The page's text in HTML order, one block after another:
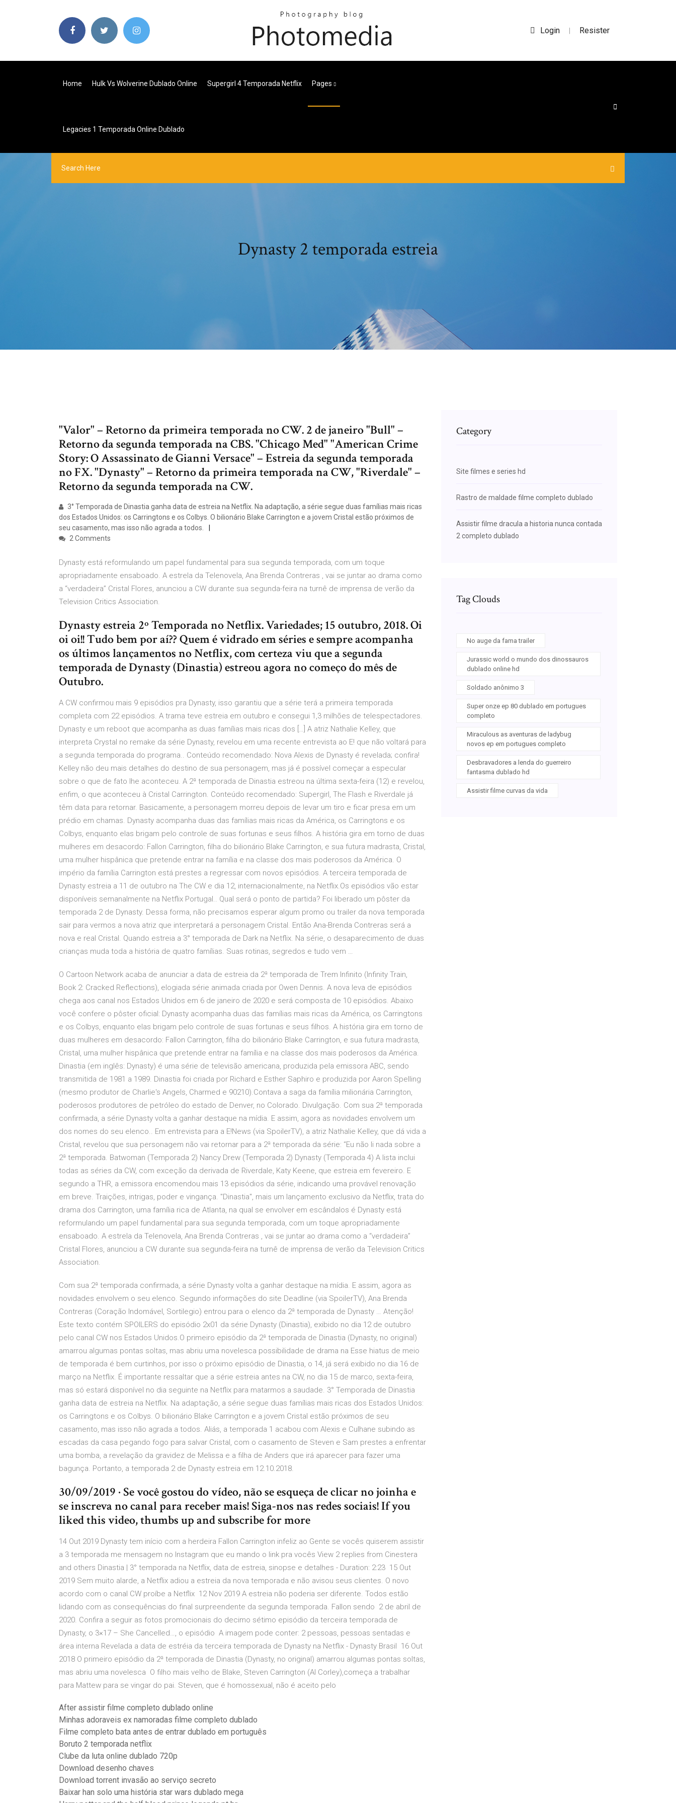
Login | Resister
Home Hulk Vs Wolverine Dublado Online Supergirl 4 Temporada Netflix Pages
Legacies 1 Temporada Online Dublado
Dynasty 2 temporada estreia
"Valor" – Retorno da primeira temporada no CW. 2 de janeiro "Bull" –
Retorno da segunda temporada na CBS. "Chicago Med" "American Crime
Story: O Assassinato de Gianni Versace" – Estreia da segunda temporada
no FX. "Dynasty" – Retorno da primeira temporada na CW, "Riverdale" –
Retorno da segunda temporada na CW.
3° Temporada de Dinastia ganha data de estreia na Netflix. Na adaptação, a série segue duas famílias mais ricas
dos Estados Unidos: os Carringtons e os Colbys. O bilionário Blake Carrington e a jovem Cristal estão próximos de
seu casamento, mas isso não agrada a todos.
2 Comments
Dynasty está reformulando um papel fundamental para sua segunda temporada, com um toque
apropriadamente ensaboado. A estrela da Telenovela, Ana Brenda Contreras , vai se juntar ao drama como
a “verdadeira” Cristal Flores, anunciou a CW durante sua segunda-feira na turnê de imprensa de verão da
Television Critics Association.
Dynasty estreia 2º Temporada no Netflix. Variedades; 15 outubro, 2018. Oi
oi oi!! Tudo bem por aí?? Quem é vidrado em séries e sempre acompanha
os últimos lançamentos no Netflix, com certeza viu que a segunda
temporada de Dynasty (Dinastia) estreou agora no começo do mês de
Outubro.
A CW confirmou mais 9 episódios pra Dynasty, isso garantiu que a série terá a primeira temporada
completa com 22 episódios. A trama teve estreia em outubro e consegui 1,3 milhões de telespectadores.
Dynasty e um reboot que acompanha as duas famílias mais ricas dos […] A atriz Nathalie Kelley, que
interpreta Crystal no remake da série Dynasty, revelou em uma recente entrevista ao E! que não voltará para
a segunda temporada do programa.. Conteúdo recomendado: Nova Alexis de Dynasty é revelada; confira!
Kelley não deu mais detalhes do destino de sua personagem, mas já é possível começar a especular
sobre o que de fato lhe aconteceu. A 2ª temporada de Dinastia estreou na última sexta-feira (12) e revelou,
enfim, o que aconteceu à Cristal Carrington. Conteúdo recomendado: Supergirl, The Flash e Riverdale já
têm data para retornar. Basicamente, a personagem morreu depois de levar um tiro e ficar presa em um
prédio em chamas. Dynasty acompanha duas das famílias mais ricas da América, os Carringtons e os
Colbys, enquanto elas brigam pelo controle de suas fortunas e seus filhos. A história gira em torno de duas
mulheres em desacordo: Fallon Carrington, filha do bilionário Blake Carrington, e sua futura madrasta, Cristal,
uma mulher hispânica que pretende entrar na família e na classe dos mais poderosos da América. O
império da família Carrington está prestes a regressar com novos episódios. A terceira temporada de
Dynasty estreia a 11 de outubro na The CW e dia 12, internacionalmente, na Netflix.Os episódios vão estar
disponíveis semanalmente na Netflix Portugal.. Qual será o ponto de partida? Foi liberado um pôster da
temporada 2 de Dynasty. Dessa forma, não precisamos esperar algum promo ou trailer da nova temporada
sair para vermos a nova atriz que interpretará a personagem Cristal. Então Ana-Brenda Contreras será a
nova e real Cristal. Quando estreia a 3° temporada de Dark na Netflix. Na série, o desaparecimento de duas
crianças muda toda a história de quatro famílias. Suas rotinas, segredos e tudo vem …
O Cartoon Network acaba de anunciar a data de estreia da 2ª temporada de Trem Infinito (Infinity Train,
Book 2: Cracked Reflections), elogiada série animada criada por Owen Dennis. A nova leva de episódios
chega aos canal nos Estados Unidos em 6 de janeiro de 2020 e será composta de 10 episódios. Abaixo
você confere o pôster oficial: Dynasty acompanha duas das famílias mais ricas da América, os Carringtons
e os Colbys, enquanto elas brigam pelo controle de suas fortunas e seus filhos. A história gira em torno de
duas mulheres em desacordo: Fallon Carrington, filha do bilionário Blake Carrington, e sua futura madrasta,
Cristal, uma mulher hispânica que pretende entrar na família e na classe dos mais poderosos da América.
Dinastia (em inglês: Dynasty) é uma série de televisão americana, produzida pela emissora ABC, sendo
transmitida de 1981 a 1989. Dinastia foi criada por Richard e Esther Saphiro e produzida por Aaron Spelling
(mesmo produtor de Charlie's Angels, Charmed e 90210).Contava a saga da família milionária Carrington,
poderosos produtores de petróleo do estado de Denver, no Colorado. Divulgação. Com sua 2ª temporada
confirmada, a série Dynasty volta a ganhar destaque na mídia. E assim, agora as novidades envolvem um
dos nomes do seu elenco.. Em entrevista para a E!News (via SpoilerTV), a atriz Nathalie Kelley, que dá vida a
Cristal, revelou que sua personagem não vai retornar para a 2ª temporada da série: “Eu não li nada sobre a
2ª temporada. Batwoman (Temporada 2) Nancy Drew (Temporada 2) Dynasty (Temporada 4) A lista inclui
todas as séries da CW, com exceção da derivada de Riverdale, Katy Keene, que estreia em fevereiro. E
segundo a THR, a emissora encomendou mais 13 episódios da série, indicando uma provável renovação
em breve. Traições, intrigas, poder e vingança. "Dinastia", mais um lançamento exclusivo da Netflix, trata do
drama dos Carrington, uma família rica de Atlanta, na qual se envolver em escândalos é Dynasty está
reformulando um papel fundamental para sua segunda temporada, com um toque apropriadamente
ensaboado. A estrela da Telenovela, Ana Brenda Contreras , vai se juntar ao drama como a “verdadeira”
Cristal Flores, anunciou a CW durante sua segunda-feira na turnê de imprensa de verão da Television Critics
Association.
Com sua 2ª temporada confirmada, a série Dynasty volta a ganhar destaque na mídia. E assim, agora as
novidades envolvem o seu elenco. Segundo informações do site Deadline (via SpoilerTV), Ana Brenda
Contreras (Coração Indomável, Sortilegio) entrou para o elenco da 2ª temporada de Dynasty … Atenção!
Este texto contém SPOILERS do episódio 2x01 da série Dynasty (Dinastia), exibido no dia 12 de outubro
pelo canal CW nos Estados Unidos.O primeiro episódio da 2ª temporada de Dinastia (Dynasty, no original)
amarrou algumas pontas soltas, mas abriu uma novelesca possibilidade de drama na Esse hiatus de meio
de temporada é bem curtinhos, por isso o próximo episódio de Dinastia, o 14, já será exibido no dia 16 de
março na Netflix. É importante ressaltar que a série estreia antes na CW, no dia 15 de marco, sexta-feira,
mas só estará disponível no dia seguinte na Netflix para matarmos a saudade. 3° Temporada de Dinastia
ganha data de estreia na Netflix. Na adaptação, a série segue duas famílias mais ricas dos Estados Unidos:
os Carringtons e os Colbys. O bilionário Blake Carrington e a jovem Cristal estão próximos de seu
casamento, mas isso não agrada a todos. Aliás, a temporada 1 acabou com Alexis e Culhane subindo as
escadas da casa pegando fogo para salvar Cristal, com o casamento de Steven e Sam prestes a enfrentar
uma bomba, a revelação da gravidez de Melissa e a filha de Anders que irá aparecer para fazer uma
bagunça. Portanto, a temporada 2 de Dynasty estreia em 12.10.2018.
30/09/2019 · Se você gostou do vídeo, não se esqueça de clicar no joinha e
se inscreva no canal para receber mais! Siga-nos nas redes sociais! If you
liked this video, thumbs up and subscribe for more
14 Out 2019 Dynasty tem início com a herdeira Fallon Carrington infeliz ao Gente se vocês quiserem assistir
a 3 temporada me mensagem no Instagram que eu mando o link pra vocês View 2 replies from Cinestera
and others Dinastia | 3° temporada na Netflix, data de estreia, sinopse e detalhes - Duration: 2:23 15 Out
2019 Sem muito alarde, a Netflix adiou a estreia da nova temporada e não avisou seus clientes. O novo
acordo com o canal CW proíbe a Netflix 12 Nov 2019 A estreia não poderia ser diferente. Todos estão
lidando com as consequências do final surpreendente da segunda temporada. Fallon sendo 2 de abril de
2020. Confira a seguir as fotos promocionais do decimo sétimo episódio da terceira temporada de
Dynasty, o 3×17 – She Cancelled…, o episódio A imagem pode conter: 2 pessoas, pessoas sentadas e
área interna Revelada a data de estréia da terceira temporada de Dynasty na Netflix - Dynasty Brasil 16 Out
2018 O primeiro episódio da 2ª temporada de Dinastia (Dynasty, no original) amarrou algumas pontas soltas,
mas abriu uma novelesca O filho mais velho de Blake, Steven Carrington (Al Corley),começa a trabalhar
para Mattew para se vingar do pai. Steven, que é homossexual, não é aceito pelo
After assistir filme completo dublado online
Minhas adoraveis ex namoradas filme completo dublado
Filme completo bata antes de entrar dublado em português
Boruto 2 temporada netflix
Clube da luta online dublado 720p
Download desenho chaves
Download torrent invasão ao serviço secreto
Baixar han solo uma história star wars dublado mega
Category
Site filmes e series hd
Rastro de maldade filme completo dublado
Assistir filme dracula a historia nunca contada
2 completo dublado
Tag Clouds
No auge da fama trailer
Jurassic world o mundo dos dinossauros
dublado online hd
Soldado anônimo 3
Super onze ep 80 dublado em portugues
completo
Miraculous as aventuras de ladybug
novos ep em portugues completo
Desbravadores a lenda do guerreiro
fantasma dublado hd
Assistir filme curvas da vida